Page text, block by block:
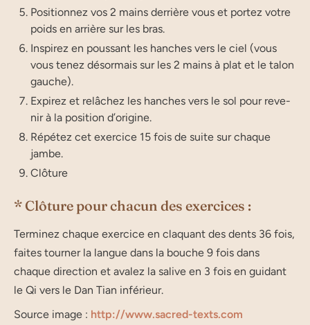
Posi­tion­nez vos 2 mains der­rière vous et por­tez votre
poids en arrière sur les bras.
Ins­pi­rez en pous­sant les hanches vers le ciel (vous
vous tenez désor­mais sur les 2 mains à plat et le talon
gauche).
Expi­rez et relâ­chez les hanches vers le sol pour reve­
nir à la posi­tion d’origine.
Répé­tez cet exer­cice 15 fois de suite sur chaque
jambe.
Clôture
* Clô­tu­re pour chacun des exercices :
Terminez chaque exercice en cla­quant des dents 36 fois,
faites tour­ner la langue dans la bouche 9 fois dans
chaque direc­tion et ava­lez la salive en 3 fois en gui­dant
le Qi vers le Dan Tian infé­rieur.
Source image : http://www.sacred-texts.com